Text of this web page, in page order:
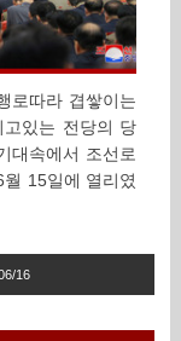
로따라 겹쌓이는
있는 전당의 당
대속에서 조선로
15일에 열리였
16